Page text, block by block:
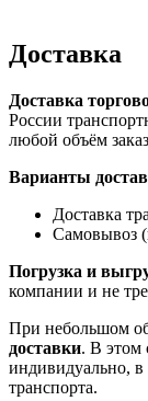
Доставка
Доставка
России
любой объём
Варианты
Доставка
Самовывоз
Погрузка и
компании и не
При небольшом
доставки. В этом
индивидуально, в
транспорта.